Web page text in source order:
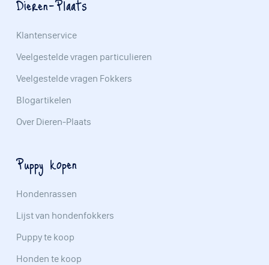
Klantenservice
Veelgestelde vragen particulieren
Veelgestelde vragen Fokkers
Blogartikelen
Over Dieren-Plaats
Puppy kopen
Hondenrassen
Lijst van hondenfokkers
Puppy te koop
Honden te koop